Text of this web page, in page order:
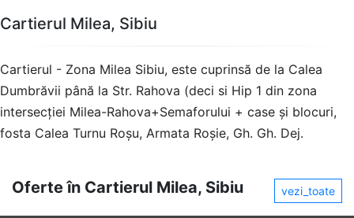
Cartierul Milea, Sibiu
Cartierul - Zona Milea Sibiu, este cuprinsă de la Calea
Dumbrăvii până la Str. Rahova (deci si Hip 1 din zona
intersecţiei Milea-Rahova+Semaforului + case şi blocuri,
fosta Calea Turnu Roşu, Armata Roşie, Gh. Gh. Dej.
Oferte în Cartierul Milea, Sibiu vezi_toate